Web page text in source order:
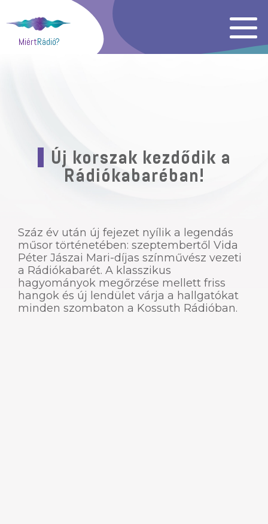
MiértRádió?
Új korszak kezdődik a
Rádiókabaréban!
Száz év után új fejezet nyílik a legendás
műsor történetében: szeptembertől Vida
Péter Jászai Mari-díjas színművész vezeti
a Rádiókabarét. A klasszikus
hagyományok megőrzése mellett friss
hangok és új lendület várja a hallgatókat
minden szombaton a Kossuth Rádióban.